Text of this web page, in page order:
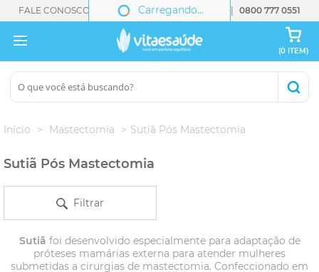
Carregando...
FALE CONOSCO: (11) 5083-0551 (11) 93416.4020 0800 777 0551
(0 ITEM)
Início Mastectomia Sutiã Pós Mastectomia
Sutiã Pós Mastectomia
Filtrar
Sutiã foi desenvolvido especialmente para adaptação de
próteses mamárias externa para atender mulheres
submetidas a cirurgias de mastectomia. Confeccionado em